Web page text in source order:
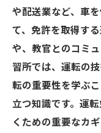
や配送業など、車
て、免許を取得す
や、教官とのコミ
習所では、運転の
転の重要性を学ぶ
立つ知識です。運
くための重要なカギ